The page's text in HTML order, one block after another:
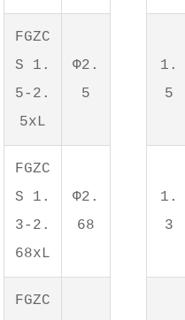
FGZC
S 1.
5-2.
5xL
Φ2.
5
1.
5
FGZC
S 1.
3-2.
68xL
Φ2.
68
1.
3
FGZC